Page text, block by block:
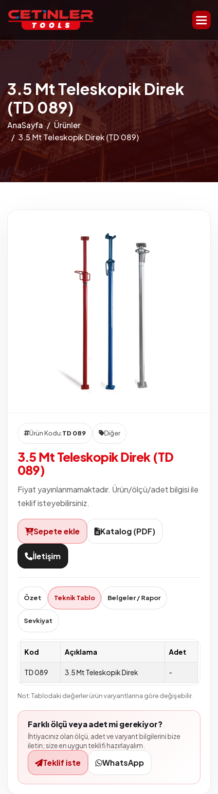
3.5 Mt Teleskopik Direk
(TD 089)
AnaSayfa
Ürünler
3.5 Mt Teleskopik Direk (TD 089)
Ürün Kodu:TD 089 Diğer
3.5 Mt Teleskopik Direk (TD
089)
Fiyat yayınlanmamaktadır. Ürün/ölçü/adet bilgisi ile
teklif isteyebilirsiniz.
Sepete ekle Katalog (PDF)
İletişim
Özet Teknik Tablo Belgeler / Rapor
Sevkiyat
Kod Açıklama Adet
TD 089 3.5 Mt Teleskopik Direk -
Not: Tablodaki değerler ürün varyantlarına göre değişebilir.
Farklı ölçü veya adet mi gerekiyor?
İhtiyacınız olan ölçü, adet ve varyant bilgilerini bize
iletin; size en uygun teklifi hazırlayalım.
Teklif iste WhatsApp